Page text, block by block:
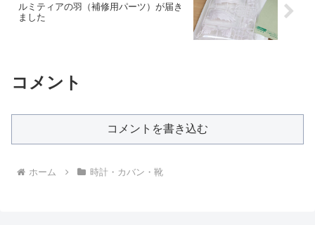
ルミティアの羽（補修用パーツ）が届き
ました
コメント
コメントを書き込む
ホーム 時計・カバン・靴